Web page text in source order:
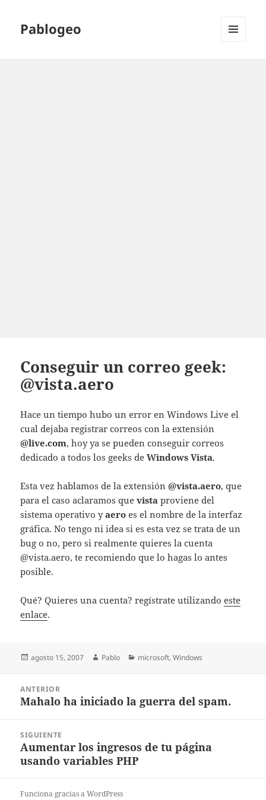
Pablogeo
Conseguir un correo geek:
@vista.aero
Hace un tiempo hubo un error en Windows Live el
cual dejaba registrar correos con la extensión
@live.com, hoy ya se pueden conseguir correos
dedicado a todos los geeks deWindows Vista.
Esta vez hablamos de la extensión@vista.aero, que
para el caso aclaramos quevista proviene del
sistema operativo yaero es el nombre de la interfaz
gráfica. No tengo ni idea si es esta vez se trata de un
bug o no, pero si realmente quieres la cuenta
@vista.aero, te recomiendo que lo hagas lo antes
posible.
Qué? Quieres una cuenta? regístrate utilizandoeste
enlace.
Publicado
agosto 15, 2007 Autor
Pablo Categorías
microsoft,Windows
entradas
ANTERIOR
Entrada
Mahalo ha iniciado la guerra del spam.
SIGUIENTE
Entrada
siguiente:
Aumentar los ingresos de tu página
usando variables PHP
Funciona gracias a WordPress